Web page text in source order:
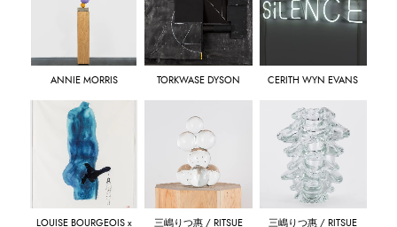
ANNIE MORRIS TORKWASE DYSON CERITH WYN EVANS
LOUISE BOURGEOIS x
三嶋りつ惠 / RITSUE
三嶋りつ惠 / RITSUE